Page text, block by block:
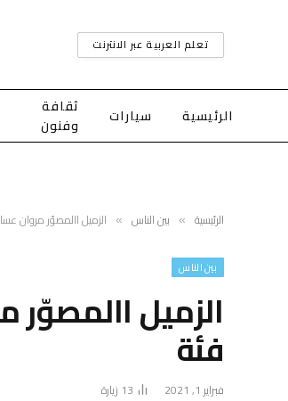
تعلم العربية عبر الانترنت
الرئيسية سيارات
ثقافة
وفنون
الرئيسية » بين الناس » الزميل االمصوّر مروان
بين الناس
الزميل
فئة
فبراير 1, 2021 13 زيارة